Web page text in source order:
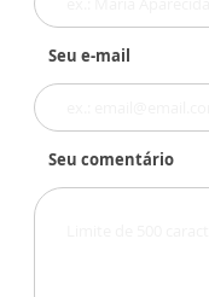
Seu e-mail
Seu comentário